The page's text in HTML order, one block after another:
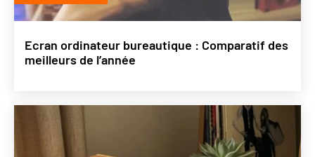
Ecran ordinateur bureautique : Comparatif des
meilleurs de l’année